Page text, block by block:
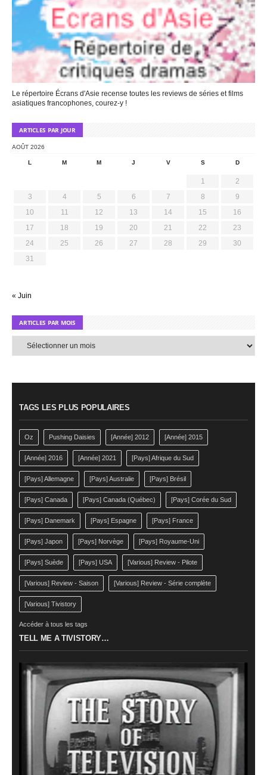
Le répertoire Écrans d'Asie recense toutes les reviews de séries et films
asiatiques francophones, courez-y !
ARTICLES PAR JOUR
AOÛT 2026
L M M J V S D
1
2
3
4 5 6 7 8
9
10
11 12 13 14 15
16
17
18 19 20 21 22
23
24
25 26 27 28 29
30
31
« Juin
ARTICLES PAR MOIS
TAGS LES PLUS POPULAIRES
Oz Pushing Daisies [Année] 2012 [Année] 2015
[Année] 2016 [Année] 2021 [Pays] Afrique du Sud
[Pays] Allemagne [Pays] Australie [Pays] Brésil
[Pays] Canada [Pays] Canada (Québec) [Pays] Corée du Sud
[Pays] Danemark [Pays] Espagne [Pays] France
[Pays] Japon [Pays] Norvège [Pays] Royaume-Uni
[Pays] Suède [Pays] USA [Various] Review - Pilote
[Various] Review - Saison [Various] Review - Série complète
[Various] Tivistory
Accéder à tous les tags
TELL ME A TIVISTORY…